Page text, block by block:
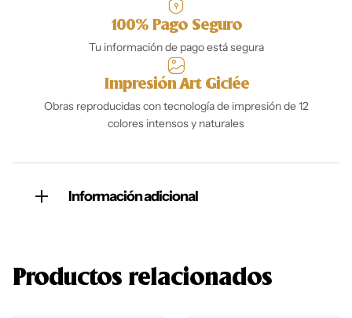
100% Pago Seguro
Tu información de pago está segura
Impresión Art Giclée
Obras reproducidas con tecnología de impresión de 12
colores intensos y naturales
Información adicional
Productos relacionados